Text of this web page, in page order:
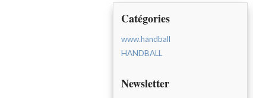
Catégories
www.handball
HANDBALL
Newsletter